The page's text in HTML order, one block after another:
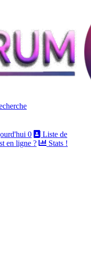
0
Liste de
en ligne ? Stats !